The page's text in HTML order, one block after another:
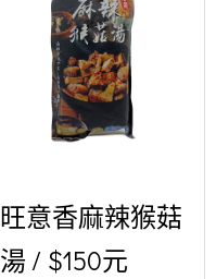
旺意香麻辣猴菇
湯 / $150元